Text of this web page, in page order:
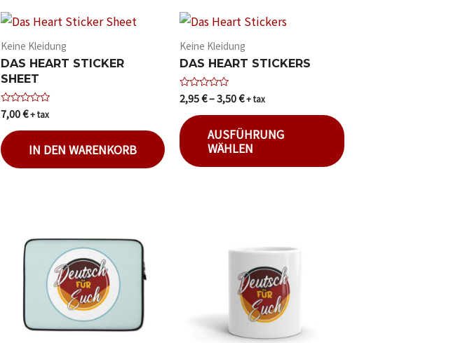
Keine Kleidung
DAS HEART STICKER
SHEET
Bewertet
mit
von
5
7,00€+ tax
IN DEN WARENKORB
Keine Kleidung
DAS HEART STICKERS
Bewertet
mit
von
5
2,95€–3,50€+ tax
AUSFÜHRUNG
WÄHLEN